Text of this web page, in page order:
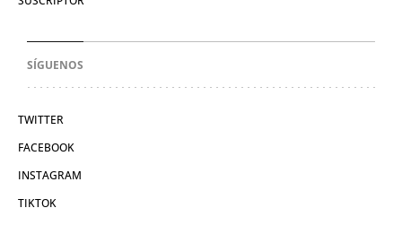
SÍGUENOS
TWITTER
FACEBOOK
INSTAGRAM
TIKTOK